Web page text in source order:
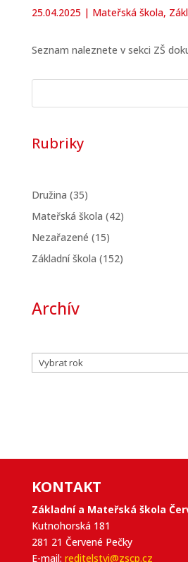
25.04.2025 | Mateřská škola,
Seznam naleznete v sekci ZŠ
Rubriky
Družina (35)
Mateřská škola (42)
Nezařazené (15)
Základní škola (152)
Archív
Archivy
KONTAKT
Základní a Mateřská škola
Kutnohorská 181
281 21 Červené Pečky
E-mail: reditelstvi@zscp.cz